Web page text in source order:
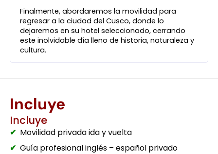
Finalmente, abordaremos la movilidad para
regresar a la ciudad del Cusco, donde lo
dejaremos en su hotel seleccionado, cerrando
este inolvidable día lleno de historia, naturaleza y
cultura.
Incluye
Incluye
Movilidad privada ida y vuelta
Guía profesional inglés – español privado